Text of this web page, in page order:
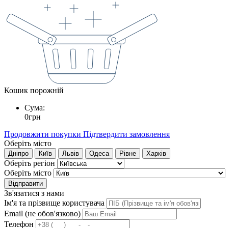
Кошик порожній
Сума:
0грн
Продовжити покупки Підтвердити замовлення
Оберіть місто
Дніпро Київ Львів Одеса Рівне Харків
Оберіть регіон
Оберіть місто
Відправити
Зв'язатися з нами
Ім'я та прізвище користувача
Email (не обов'язково)
Телефон